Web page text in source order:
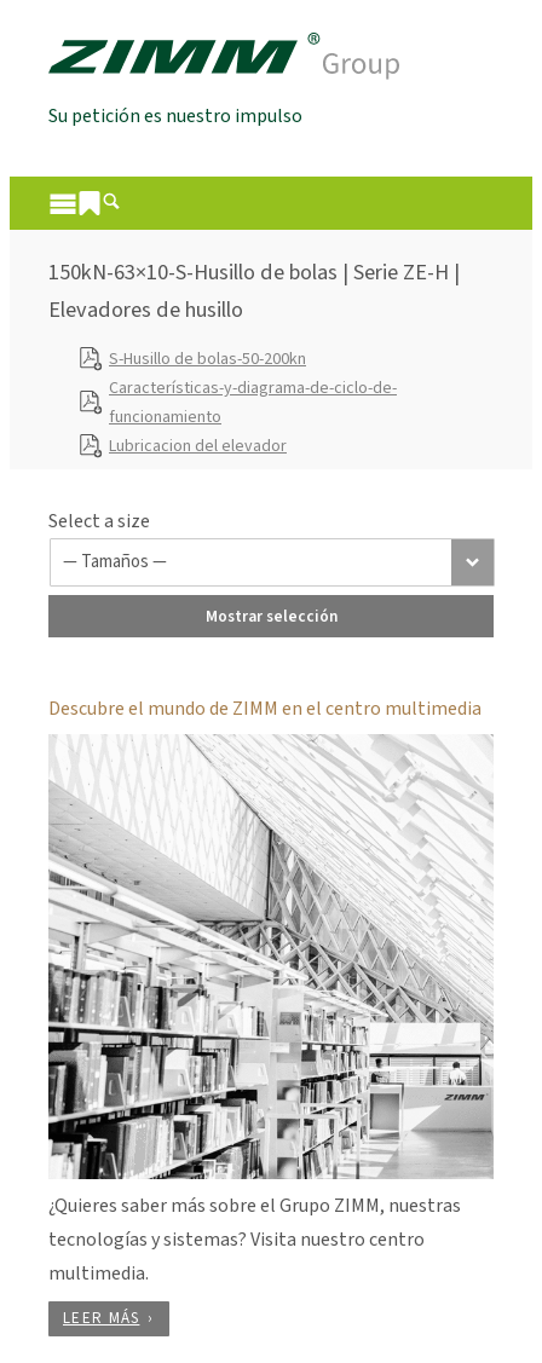
Su petición es nuestro impulso
150kN-63×10-S-Husillo de bolas | Serie ZE-H |
Elevadores de husillo
S-Husillo de bolas-50-200kn
Características-y-diagrama-de-ciclo-de-
funcionamiento
Lubricacion del elevador
Select a size
Mostrar selección
Descubre el mundo de ZIMM en el centro multimedia
¿Quieres saber más sobre el Grupo ZIMM, nuestras
tecnologías y sistemas? Visita nuestro centro
multimedia.
LEER MÁS